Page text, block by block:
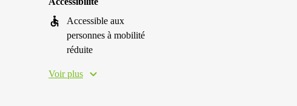
Accessible aux
personnes à mobilité
réduite
Voir plus